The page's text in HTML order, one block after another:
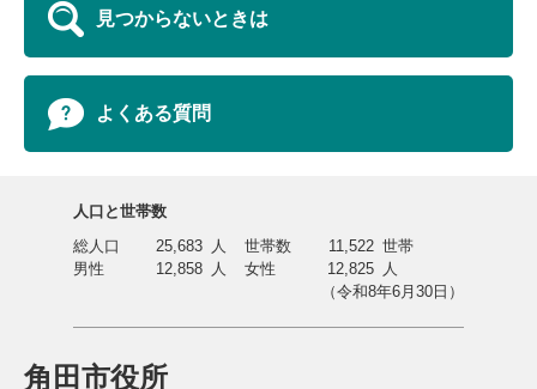
見つからないときは
よくある質問
角田市役所
人口と世帯数
総人口
25,683 人 世帯数 11,522 世帯
男性
12,858 人 女性 12,825 人
（令和8年6月30日）